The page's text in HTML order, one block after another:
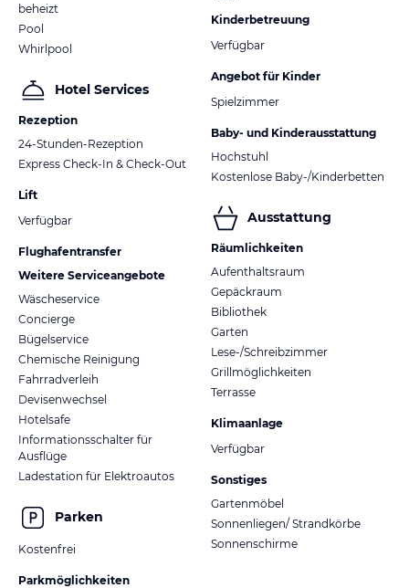
beheizt
Pool
Whirlpool
Hotel Services
Rezeption
24-Stunden-Rezeption
Express Check-In & Check-Out
Lift
Verfügbar
Flughafentransfer
Weitere Serviceangebote
Wäscheservice
Concierge
Bügelservice
Chemische Reinigung
Fahrradverleih
Devisenwechsel
Hotelsafe
Informationsschalter für
Ausflüge
Ladestation für Elektroautos
Parken
Kostenfrei
Parkmöglichkeiten
Kinderbetreuung
Verfügbar
Angebot für Kinder
Spielzimmer
Baby- und Kinderausstattung
Hochstuhl
Kostenlose Baby-/Kinderbetten
Ausstattung
Räumlichkeiten
Aufenthaltsraum
Gepäckraum
Bibliothek
Garten
Lese-/Schreibzimmer
Grillmöglichkeiten
Terrasse
Klimaanlage
Verfügbar
Sonstiges
Gartenmöbel
Sonnenliegen/ Strandkörbe
Sonnenschirme